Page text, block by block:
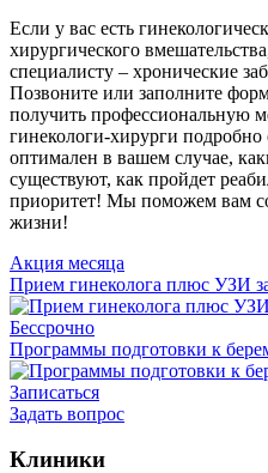
Если у вас есть
хирургического
специалисту – хронические
Позвоните или заполните
получить
гинекологи-хирурги подробно
оптимален в вашем случае,
существуют, как пройдет
приоритет! Мы поможем вам
жизни!
Акция месяца
Прием гинеколога плюс УЗИ
Бессрочно
Программы подготовки к
Записаться
Задать вопрос
Клиники